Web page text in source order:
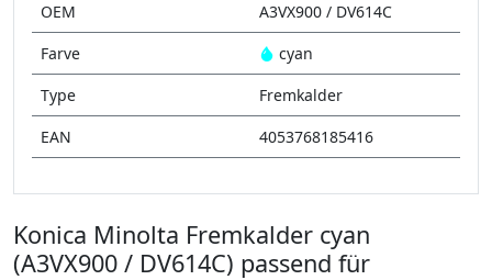
OEM
A3VX900 / DV614C
Farve
cyan
Type
Fremkalder
EAN
4053768185416
Konica Minolta Fremkalder cyan
(A3VX900 / DV614C) passend für